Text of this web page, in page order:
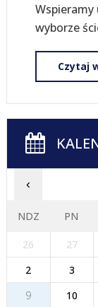
wyborze
Czytaj
‹
NDZ PN
26 27
2
3
9
10